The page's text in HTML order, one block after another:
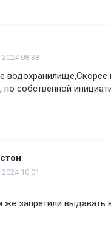
08:38
водохранилище,Скорее
собственной
10:01
же запретили выдавать